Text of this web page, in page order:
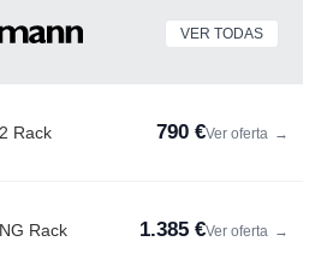
VER TODAS
Rack 790 €Ver oferta →
Rack 1.385 €Ver oferta →